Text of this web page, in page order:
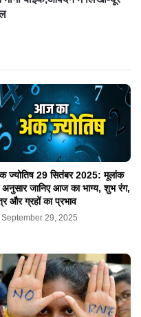
ज्योतिष 29 सितंबर 2025: मूलांक
जानिए आज का भाग्य, शुभ रंग,
और ग्रहों का प्रभाव
September 29, 2025